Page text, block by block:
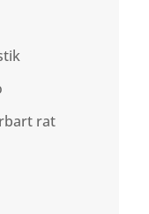
rat